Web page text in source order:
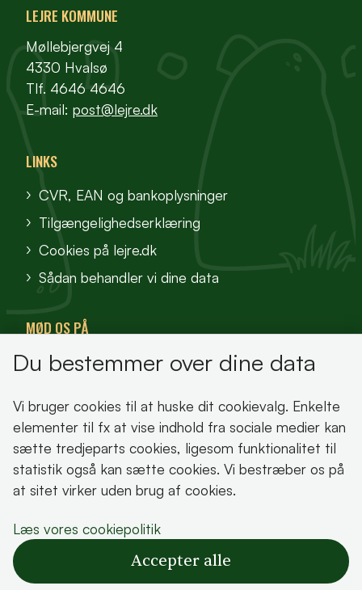
LEJRE KOMMUNE
Møllebjergvej 4
4330 Hvalsø
Tlf. 4646 4646
E-mail: post@lejre.dk
LINKS
CVR, EAN og bankoplysninger
Tilgængelighedserklæring
Cookies på lejre.dk
Sådan behandler vi dine data
MØD OS PÅ
VisitFjordlandet
Oplev Lejre
Dette indhold kræver cookies for at blive vist
Du bestemmer over dine data
Vi bruger cookies til at huske dit cookievalg. Enkelte
elementer til fx at vise indhold fra sociale medier kan
sætte tredjeparts cookies, ligesom funktionalitet til
statistik også kan sætte cookies. Vi bestræber os på
at sitet virker uden brug af cookies.
Læs vores cookiepolitik
Accepter alle